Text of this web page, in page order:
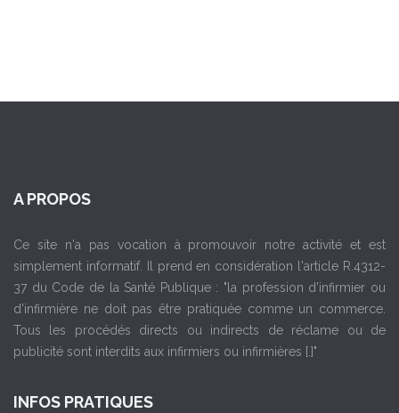
A PROPOS
Ce site n'a pas vocation à promouvoir notre activité et est
simplement informatif. Il prend en considération l'article R.4312-
37 du Code de la Santé Publique : "la profession d'infirmier ou
d'infirmière ne doit pas être pratiquée comme un commerce.
Tous les procédés directs ou indirects de réclame ou de
publicité sont interdits aux infirmiers ou infirmières [.]"
INFOS PRATIQUES